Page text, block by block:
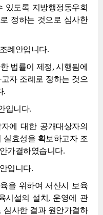
있도록 지방행정동우회
정하는 것으로 심사한
례안입니다.
법률이 제정, 시행됨에
자 조례로 정하는 것으
.
입니다.
에 대한 공개대상자의
실효성을 확보하고자 조
가결하였습니다.
입니다.
을 위하여 서산시 보육
시설의 설치, 운영에 관
심사한 결과 원안가결하